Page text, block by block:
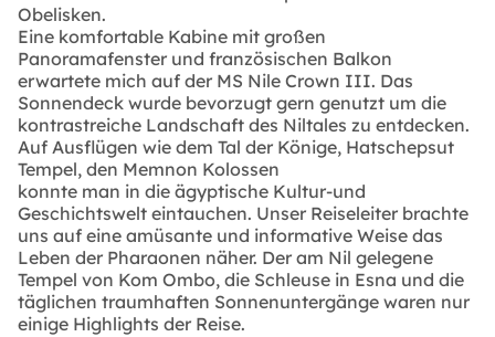
Obelisken.
Eine komfortable Kabine mit großen
Panoramafenster und französischen Balkon
erwartete mich auf der MS Nile Crown III. Das
Sonnendeck wurde bevorzugt gern genutzt um die
kontrastreiche Landschaft des Niltales zu entdecken.
Auf Ausflügen wie dem Tal der Könige, Hatschepsut
Tempel, den Memnon Kolossen
konnte man in die ägyptische Kultur-und
Geschichtswelt eintauchen. Unser Reiseleiter brachte
uns auf eine amüsante und informative Weise das
Leben der Pharaonen näher. Der am Nil gelegene
Tempel von Kom Ombo, die Schleuse in Esna und die
täglichen traumhaften Sonnenuntergänge waren nur
einige Highlights der Reise.